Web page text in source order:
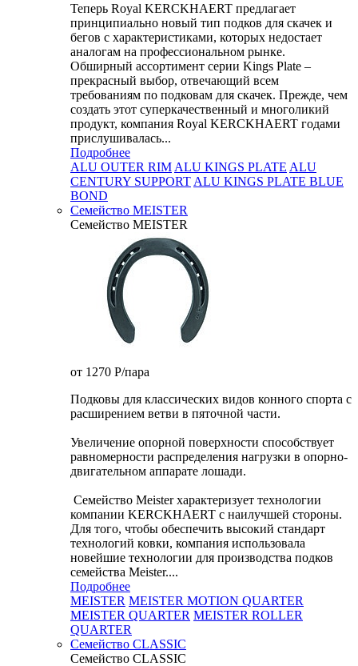
Теперь Royal KERCKHAERT предлагает
принципиально новый тип подков для скачек и
бегов с характеристиками, которых недостает
аналогам на профессиональном рынке.
Обширный ассортимент серии Kings Plate –
прекрасный выбор, отвечающий всем
требованиям по подковам для скачек. Прежде, чем
создать этот суперкачественный и многоликий
продукт, компания Royal KERCKHAERT годами
прислушивалась...
Подробнее
ALU OUTER RIM ALU KINGS PLATE ALU
CENTURY SUPPORT ALU KINGS PLATE BLUE
BOND
Семейство МEISTER
Семейство МEISTER
от 1270 P/пара
Подковы для классических видов конного спорта с
расширением ветви в пяточной части.
Увеличение опорной поверхности способствует
равномерности распределения нагрузки в опорно-
двигательном аппарате лошади.
Семейство Meister характеризует технологии
компании KERCKHAERT с наилучшей стороны.
Для того, чтобы обеспечить высокий стандарт
технологий ковки, компания использовала
новейшие технологии для производства подков
семейства Meister....
Подробнее
MEISTER MEISTER MOTION QUARTER
MEISTER QUARTER MEISTER ROLLER
QUARTER
Семейство CLASSIC
Семейство CLASSIC